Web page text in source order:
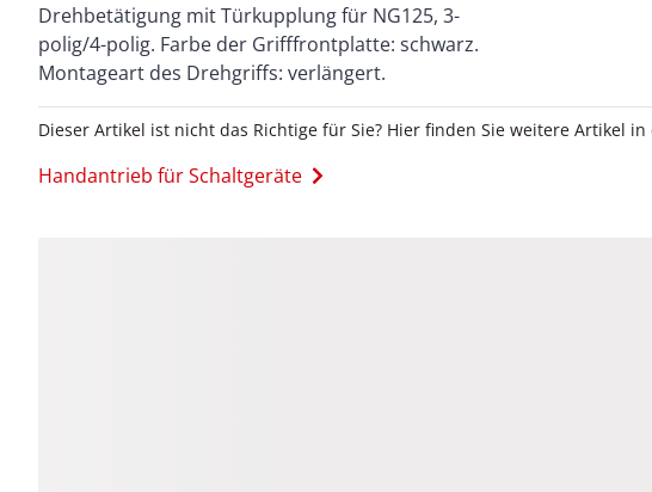
Drehbetätigung mit Türkupplung für NG125, 3-
polig/4-polig. Farbe der Grifffrontplatte: schwarz.
Montageart des Drehgriffs: verlängert.
Dieser Artikel ist nicht das Richtige für Sie? Hier finden Sie weitere Artikel in
Handantrieb für Schaltgeräte